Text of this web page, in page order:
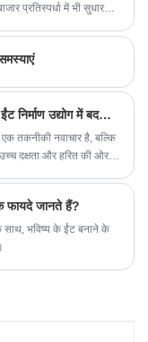
प्रतिस्पर्धा में भी सुधार
स्वचालित हाइड्रोलिक ईंट बनाने की मशीन: नवाचार ईंट निर्माण उद्योग में बदलाव का नेतृत्व करता है
तकनीकी नवाचार है, बल्कि
उच्च दक्षता और हरित की ओर
फायदे जानते हैं?
भविष्य के ईंट बनाने के